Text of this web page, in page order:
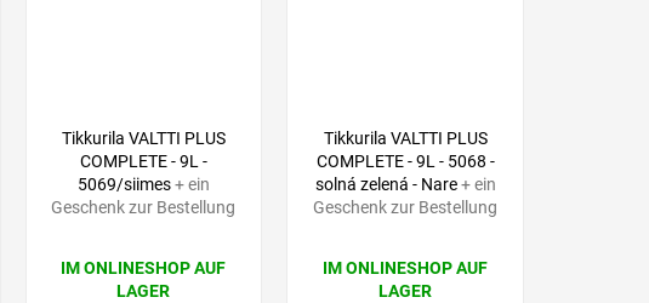
Tikkurila VALTTI PLUS
COMPLETE - 9L -
5069/siimes+ ein
Geschenk zur Bestellung
IM ONLINESHOP AUF
LAGER
Tikkurila VALTTI PLUS
COMPLETE - 9L - 5068 -
solná zelená - Nare+ ein
Geschenk zur Bestellung
IM ONLINESHOP AUF
LAGER